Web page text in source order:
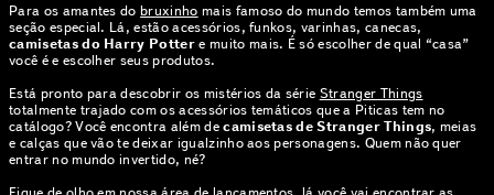
Para os amantes dobruxinho mais famoso do mundo temos também uma
seção especial. Lá, estão acessórios, funkos, varinhas, canecas,
camisetas do Harry Potter e muito mais. É só escolher de qual “casa”
você é e escolher seus produtos.
Está pronto para descobrir os mistérios da série Stranger Things
totalmente trajado com os acessórios temáticos que a Piticas tem no
catálogo? Você encontra além decamisetas de Stranger Things, meias
e calças que vão te deixar igualzinho aos personagens. Quem não quer
entrar no mundo invertido, né?